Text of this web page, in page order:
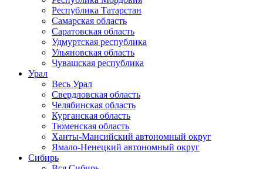
Республика Татарстан
Самарская область
Саратовская область
Удмуртская республика
Ульяновская область
Чувашская республика
Урал
Весь Урал
Свердловская область
Челябинская область
Курганская область
Тюменская область
Ханты-Мансийский автономный округ
Ямало-Ненецкий автономный округ
Сибирь